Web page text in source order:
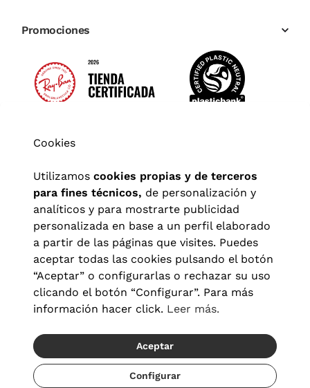
Recíbelo del 21/08 al 23/08
Promociones
Aviso legal| Política de privacidad Términos y condiciones
Política de cookies|Configuración de cookies
© 2026 Visionlab España
Cookies
Utilizamos cookies propias y de terceros
para fines técnicos, de personalización y
analíticos y para mostrarte publicidad
personalizada en base a un perfil elaborado
a partir de las páginas que visites. Puedes
aceptar todas las cookies pulsando el botón
“Aceptar” o configurarlas o rechazar su uso
clicando el botón “Configurar”. Para más
información hacer click. Leer más.
Aceptar
Configurar